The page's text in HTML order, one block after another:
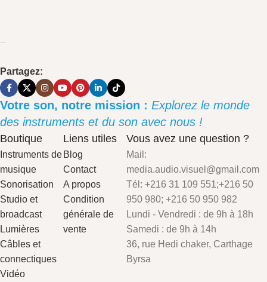
Partagez:
Votre son, notre mission : Explorez le monde
des instruments et du son avec nous !
Boutique
Instruments de
musique
Sonorisation
Studio et
broadcast
Lumières
Câbles et
connectiques
Vidéo
Liens utiles
Blog
Contact
A propos
Condition
générale de
vente
Vous avez une question ?
Mail:
media.audio.visuel@gmail.com
Tél: +216 31 109 551;+216 50
950 980; +216 50 950 982
Lundi - Vendredi : de 9h à 18h
Samedi : de 9h à 14h
36, rue Hedi chaker, Carthage
Byrsa